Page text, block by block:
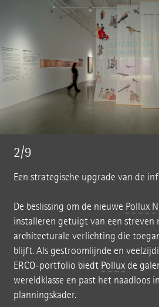
2/9
Een strategische upgrade van de
De beslissing om de nieuwe Pollux
installeren getuigt van een streven
architecturale verlichting die
blijft. Als gestroomlijnde en
ERCO-portfolio biedt Polluxde
wereldklasse en past het naadloos
planningskader.